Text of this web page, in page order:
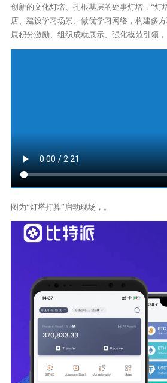
创新的文化灯塔、扎根基层的处事灯塔，“灯
店、建设学习场景、做优学习网络，构建多
展积分激励、组织成就展示、强化模范引领，
图为“灯塔打算”启动现场，。